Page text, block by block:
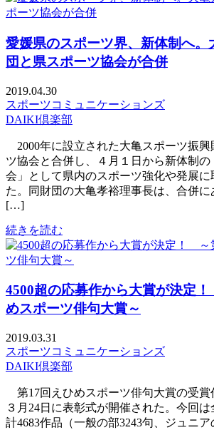
愛媛県のスポーツ界、新体制へ。
団と県スポーツ協会が合併
2019.04.30
スポーツコミュニケーションズ
DAIKI倶楽部
2000年に設立された大亀スポーツ振興
ツ協会と合併し、４月１日から新体制
会」として県内のスポーツ強化や発展に
た。同財団の大亀孝裕理事長は、合併に
[…]
続きを読む
4500超の応募作から大賞が決定
めスポーツ俳句大賞～
2019.03.31
スポーツコミュニケーションズ
DAIKI倶楽部
第17回えひめスポーツ俳句大賞の受賞
３月24日に表彰式が開催された。今回
計4683作品（一般の部3243句、ジュニ